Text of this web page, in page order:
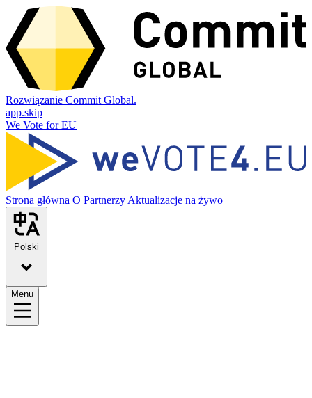
Rozwiązanie Commit Global.
app.skip
We Vote for EU
Strona główna O Partnerzy Aktualizacje na żywo
Polski
Menu